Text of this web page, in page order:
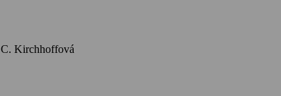
Herci: F. D. Fitz, N. Tschirnerová, U. Samel, J. Wahlenová, C. Kirchhoffová